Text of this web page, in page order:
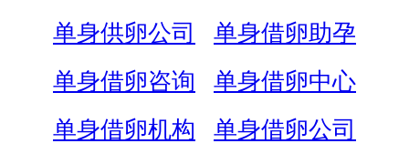
单身供卵公司
单身借卵助孕
单身借卵咨询
单身借卵中心
单身借卵机构
单身借卵公司